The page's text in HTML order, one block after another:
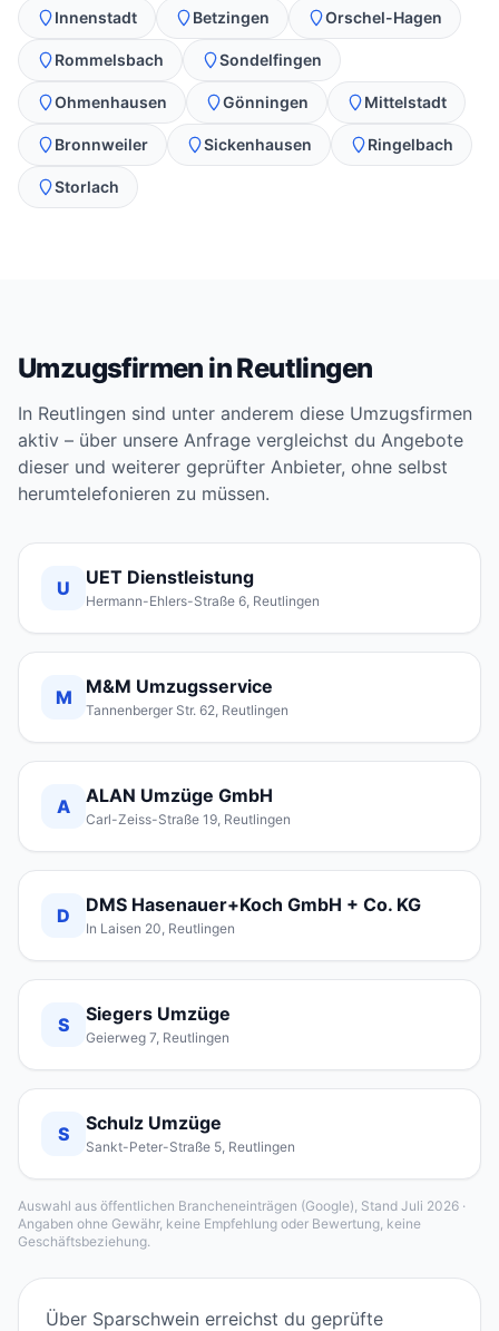
Innenstadt Betzingen Orschel-Hagen
Rommelsbach Sondelfingen
Ohmenhausen Gönningen Mittelstadt
Bronnweiler Sickenhausen Ringelbach
Storlach
Umzugsfirmen in Reutlingen
In Reutlingen sind unter anderem diese Umzugsfirmen
aktiv – über unsere Anfrage vergleichst du Angebote
dieser und weiterer geprüfter Anbieter, ohne selbst
herumtelefonieren zu müssen.
U UET Dienstleistung
Hermann-Ehlers-Straße 6, Reutlingen
M M&M Umzugsservice
Tannenberger Str. 62, Reutlingen
A ALAN Umzüge GmbH
Carl-Zeiss-Straße 19, Reutlingen
D DMS Hasenauer+Koch GmbH + Co. KG
In Laisen 20, Reutlingen
S Siegers Umzüge
Geierweg 7, Reutlingen
S Schulz Umzüge
Sankt-Peter-Straße 5, Reutlingen
Auswahl aus öffentlichen Brancheneinträgen (Google), Stand Juli 2026 ·
Angaben ohne Gewähr, keine Empfehlung oder Bewertung, keine
Geschäftsbeziehung.
Über Sparschwein erreichst du geprüfte